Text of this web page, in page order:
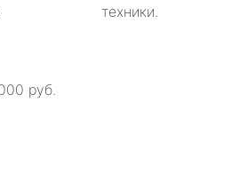
техники.
руб.